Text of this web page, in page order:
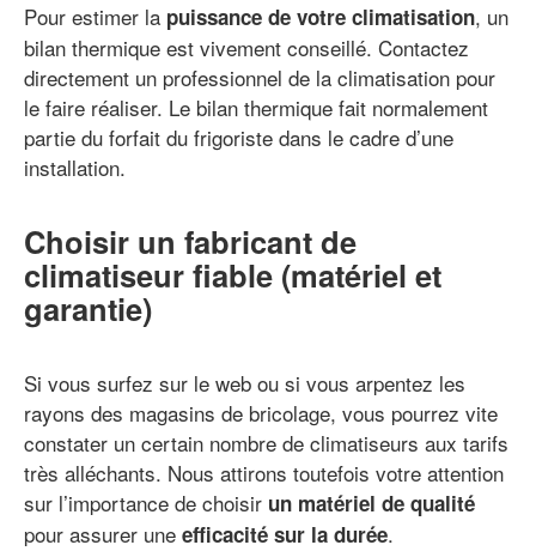
Pour estimer la puissance de votre climatisation, un
bilan thermique est vivement conseillé. Contactez
directement un professionnel de la climatisation pour
le faire réaliser. Le bilan thermique fait normalement
partie du forfait du frigoriste dans le cadre d’une
installation.
Choisir un fabricant de
climatiseur fiable (matériel et
garantie)
Si vous surfez sur le web ou si vous arpentez les
rayons des magasins de bricolage, vous pourrez vite
constater un certain nombre de climatiseurs aux tarifs
très alléchants. Nous attirons toutefois votre attention
sur l’importance de choisir un matériel de qualité
pour assurer une efficacité sur la durée.